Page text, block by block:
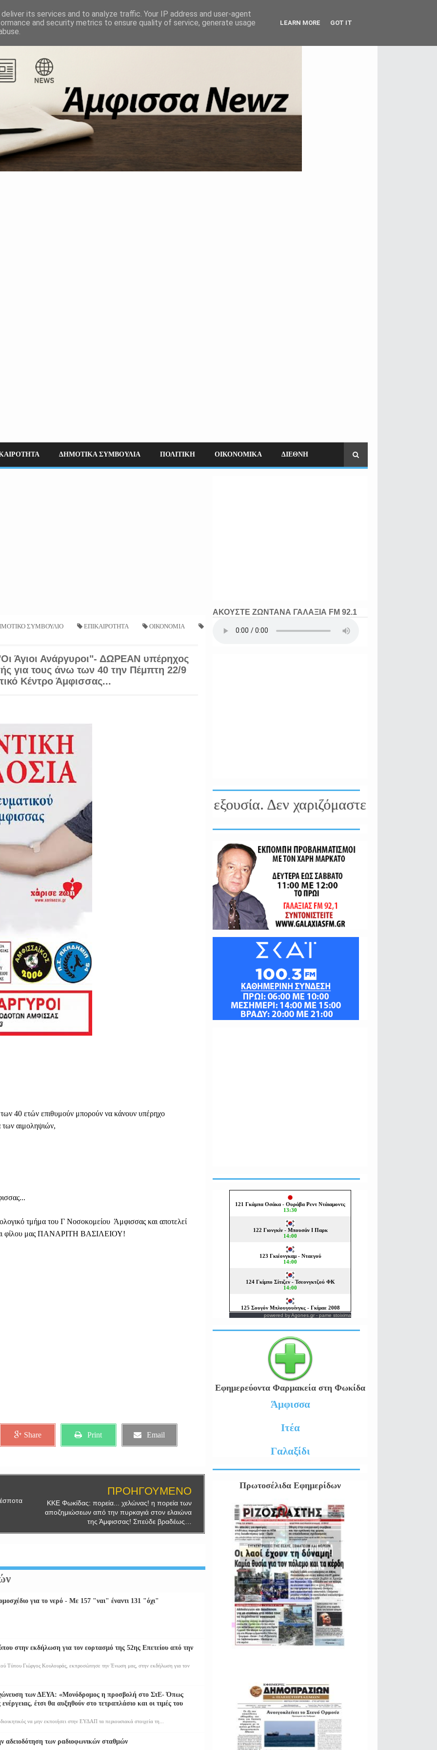
ΔΗΜΟΤΙΚΑ ΣΥΜΒΟΥΛΙΑ ΠΟΛΙΤΙΚΗ ΟΙΚΟΝΟΜΙΚΑ ΔΙΕΘΝΗ
ΣΥΜΒΟΥΛΙΟ ΕΠΙΚΑΙΡΟΤΗΤΑ ΟΙΚΟΝΟΜΙΑ
Άμφισσας...
Άγιοι Ανάργυροι"- ΔΩΡΕΑΝ υπέρηχος
για τους άνω των 40 την Πέμπτη 22/9
Κέντρο Άμφισσας...
των 40 ετών επιθυμούν μπορούν να κάνουν υπέρηχο
των αιμοληψιών,
τμήμα του Γ Νοσοκομείου Άμφισσας και αποτελεί
φίλου μας ΠΑΝΑPΙΤΗ ΒΑΣΙΛΕΙΟΥ!
Share Print Email
ΠΡΟΗΓΟΥΜΕΝΟ
ΚΚΕ Φωκίδας: πορεία... χελώνας! η πορεία των
αποζημιώσεων από την πυρκαγιά στον ελαιώνα
της Άμφισσας! Σπεύδε βραδέως…
για το νερό - Με 157 "ναι" έναντι 131 "όχι"
στην εκδήλωση για τον εορτασμό της 52ης Επετείου από την
Τύπου Γιώργος Κουλουράς, εκπροσώπησε την Ένωση μας, στην εκδήλωση για τον
των ΔΕΥΑ: «Μονόδρομος η προσβολή στο ΣτΕ- Όπως
έτσι θα αυξηθούν στο τετραπλάσιο και οι τιμές του
να μην εκποιήσει στην ΕΥΔΑΠ τα περιουσιακά στοιχεία τη...
αδειοδότηση των ραδιοφωνικών σταθμών
ΑΚΟΥΣΤΕ ΖΩΝΤΑΝΑ ΓΑΛΑΞΙΑ FM 92.1
κρίνουμε πρώτιστα την εξουσία. Δεν χαριζόμαστε σε κανέναν.
powered byAgones.gr - pame stoixima
Εφημερεύοντα Φαρμακεία στη Φωκίδα
Άμφισσα
Ιτέα
Γαλαξίδι
Πρωτοσέλιδα Εφημερίδων
its services and to analyze traffic. Your IP address and user-agent
and security metrics to ensure quality of service, generate usage
LEARN MORE GOT IT